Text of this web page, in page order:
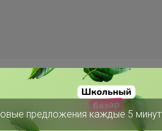
членам клуба
предложения каждые 5 минут